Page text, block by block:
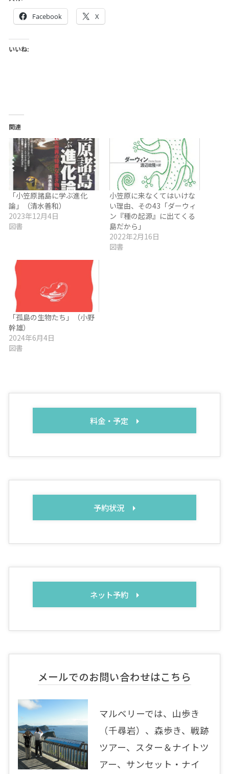
Facebook X
いいね:
関連
「小笠原諸島に学ぶ進化
論」（清水善和）
2023年12月4日
図書
小笠原に来なくてはいけな
い理由、その43「ダーウィ
ン『種の起源』に出てくる
島だから」
2022年2月16日
図書
「孤島の生物たち」（小野
幹雄）
2024年6月4日
図書
料金・予定
予約状況
ネット予約
メールでのお問い合わせはこちら
マルベリーでは、山歩き
（千尋岩）、森歩き、戦跡
ツアー、スター＆ナイトツ
アー、サンセット・ナイ